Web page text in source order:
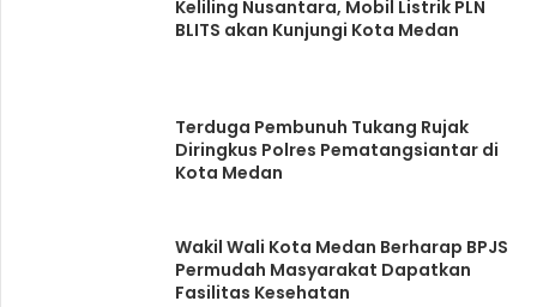
Keliling Nusantara, Mobil Listrik PLN
BLITS akan Kunjungi Kota Medan
Terduga Pembunuh Tukang Rujak
Diringkus Polres Pematangsiantar di
Kota Medan
Wakil Wali Kota Medan Berharap BPJS
Permudah Masyarakat Dapatkan
Fasilitas Kesehatan